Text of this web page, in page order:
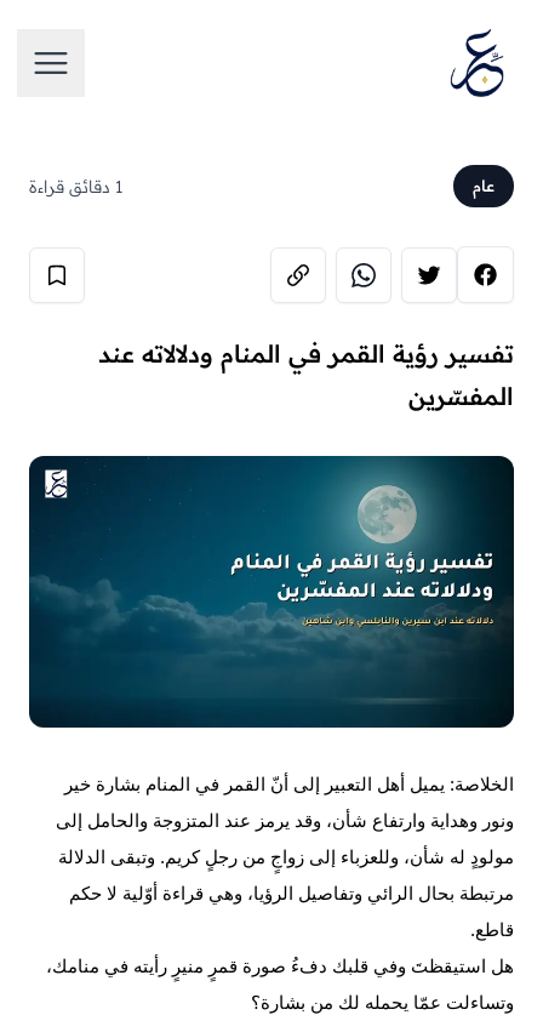
فتح
عام 1 دقائق قراءة
تفسير رؤية القمر في المنام ودلالاته عند
المفسّرين
الخلاصة: يميل أهل التعبير إلى أنّ القمر في المنام بشارة خير
ونور وهداية وارتفاع شأن، وقد يرمز عند المتزوجة والحامل إلى
مولودٍ له شأن، وللعزباء إلى زواجٍ من رجلٍ كريم. وتبقى الدلالة
مرتبطة بحال الرائي وتفاصيل الرؤيا، وهي قراءة أوّلية لا حكم
قاطع.
هل استيقظتَ وفي قلبك دفءُ صورة قمرٍ منيرٍ رأيته في منامك،
وتساءلت عمّا يحمله لك من بشارة؟